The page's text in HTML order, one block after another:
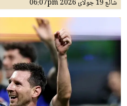
شائع19 جولائ 2026 06:07pm